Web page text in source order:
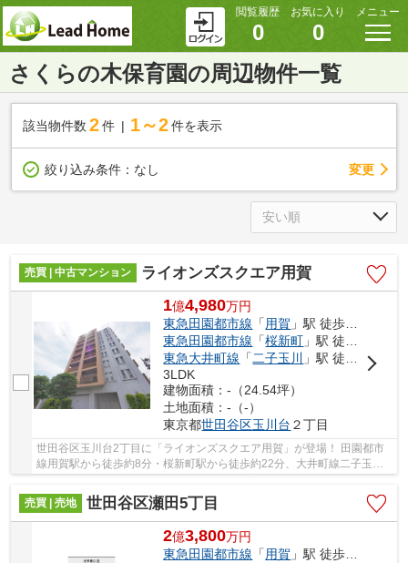
閲覧履歴
0
お気に入り
0
メニュー
さくらの木保育園の周辺物件一覧
該当物件数 2件 1～2 件を表示
絞り込み条件： なし 変更
売買 | 中古マンション ライオンズスクエア用賀
1億4,980万円
東急田園都市線 「用賀 」駅 徒歩8分
東急田園都市線 「桜新町 」駅 徒歩22分
東急大井町線 「二子玉川
」駅 徒歩23分
3LDK
建物面積：-（24.54坪）
土地面積：-（-）
東京都世田谷区玉川台 ２丁目
世田谷区玉川台2丁目に「ライオンズスクエア用賀」が登場！ 田園都市
線用賀駅から徒歩約8分・桜新町駅から徒歩約22分、大井町線二子玉川
売買 | 売地
世田谷区瀬田5丁目
2億3,800万円
東急田園都市線 「用賀 」駅 徒歩12分